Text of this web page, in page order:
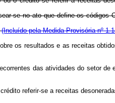
se no ato que define os códigos
(Incluído pela Medida Provisória nº
os resultados e as receitas
das atividades do setor
crédito referir-se a receitas